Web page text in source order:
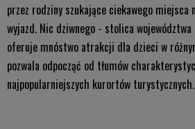
przez rodziny szukające ciekawego miejsca
wyjazd. Nic dziwnego - stolica
oferuje mnóstwo atrakcji dla dzieci w
pozwala odpocząć od tłumów
najpopularniejszych kurortów turystycznych.